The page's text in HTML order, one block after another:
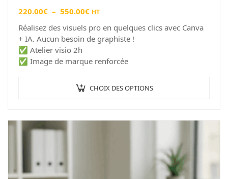
220.00€ – 550.00€ HT
Réalisez des visuels pro en quelques clics avec Canva
+ IA. Aucun besoin de graphiste !
✅ Atelier visio 2h
✅ Image de marque renforcée
CHOIX DES OPTIONS